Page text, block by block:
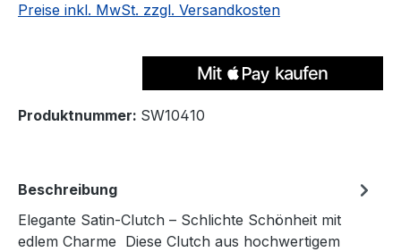
Preise inkl. MwSt. zzgl. Versandkosten
Produktnummer: SW10410
Beschreibung
Elegante Satin-Clutch – Schlichte Schönheit mit
edlem Charme Diese Clutch aus hochwertigem